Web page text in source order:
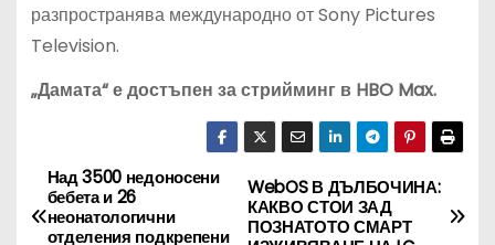
разпространява международно от Sony Pictures
Television.
„Дамата“ е достъпен за стрийминг в HBO Max.
Н
а
WebOS В ДЪЛБОЧИНА:
КАКВО СТОИ ЗАД
ПОЗНАТОТО СМАРТ
Над 3500 недоносени
бебета и 26
неонатологични
отделения подкрепени